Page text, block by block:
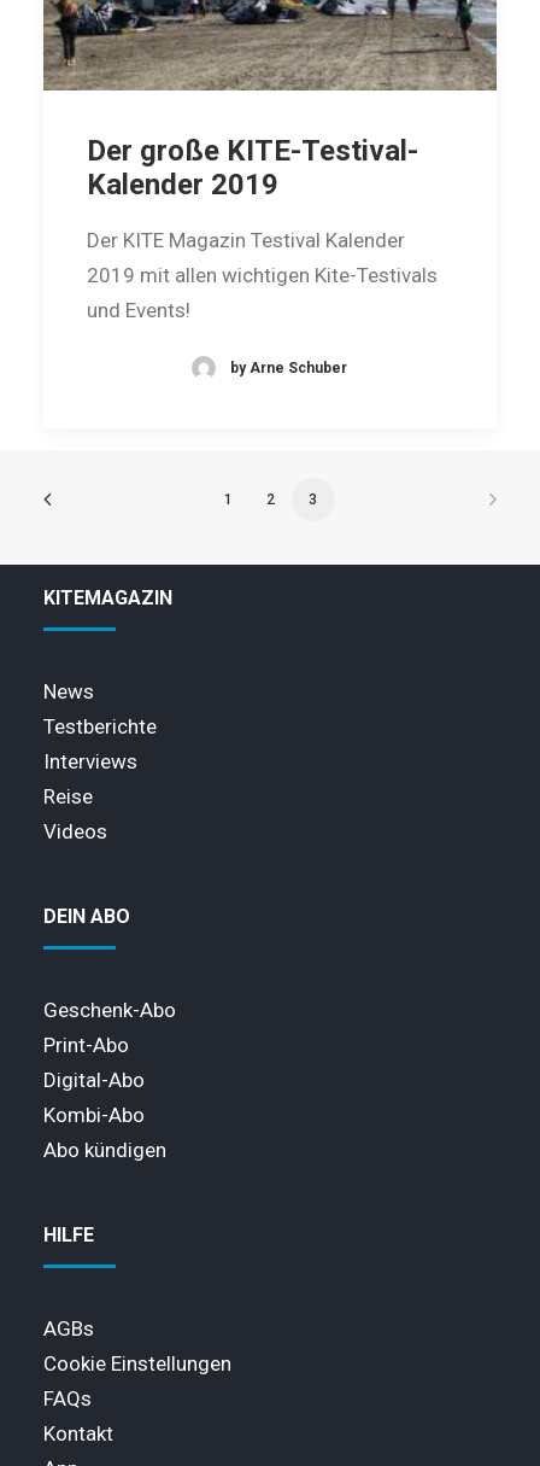
Der große KITE-Testival-
Kalender 2019
Der KITE Magazin Testival Kalender
2019 mit allen wichtigen Kite-Testivals
und Events!
by Arne Schuber
1 2 3
KITEMAGAZIN
News
Testberichte
Interviews
Reise
Videos
DEIN ABO
Geschenk-Abo
Print-Abo
Digital-Abo
Kombi-Abo
Abo kündigen
HILFE
AGBs
Cookie Einstellungen
FAQs
Kontakt